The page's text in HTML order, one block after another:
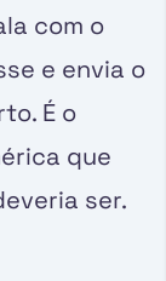
com o
e envia o
É o
que
ser.